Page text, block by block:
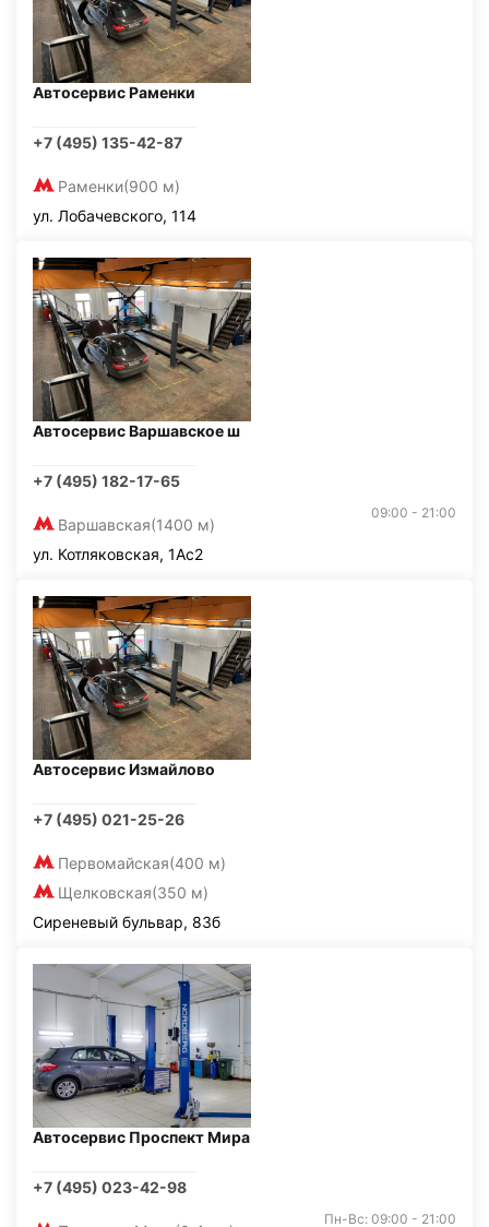
Автосервис Раменки
+7 (495) 135-42-87
Раменки(900 м)
ул. Лобачевского, 114
Автосервис Варшавское ш
+7 (495) 182-17-65
Варшавская(1400 м)
09:00 - 21:00
ул. Котляковская, 1Ас2
Автосервис Измайлово
+7 (495) 021-25-26
Первомайская(400 м)
Щелковская(350 м)
Сиреневый бульвар, 83б
Автосервис Проспект Мира
+7 (495) 023-42-98
Пн-Вс: 09:00 - 21:00